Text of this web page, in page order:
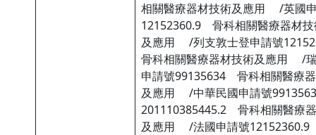
相關醫療器材技術及應用 /英國
12152360.9 骨科相關醫療器材
及應用 /列支敦士登申請號
骨科相關醫療器材技術及應用 /
申請號99135634 骨科相關醫療
及應用 /中華民國申請號
201110385445.2 骨科相關醫療
及應用 /法國申請號